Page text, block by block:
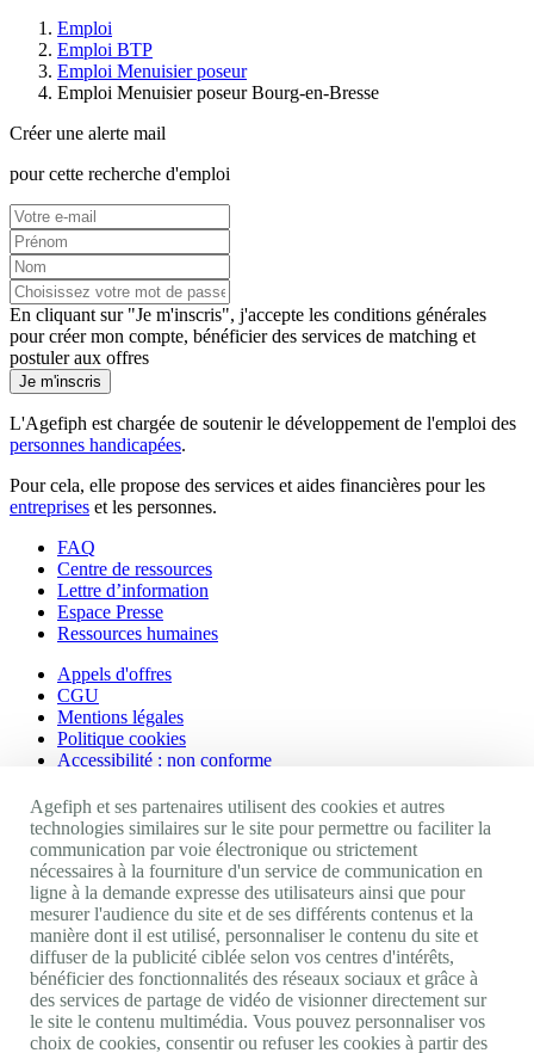
Emploi
Emploi BTP
Emploi Menuisier poseur
Emploi Menuisier poseur Bourg-en-Bresse
Créer une alerte mail
pour cette recherche d'emploi
En cliquant sur "Je m'inscris", j'accepte les conditions générales
pour créer mon compte, bénéficier des services de matching et
postuler aux offres
Je m'inscris
L'Agefiph est chargée de soutenir le développement de l'emploi des
personnes handicapées.
Pour cela, elle propose des services et aides financières pour les
entreprises et les personnes.
FAQ
Centre de ressources
Lettre d’information
Espace Presse
Ressources humaines
Appels d'offres
CGU
Mentions légales
Politique cookies
Accessibilité : non conforme
Nos autres sites
Site portail Agefiph
Activateur de progrès
Handinnov
Innovation et recherche
Université du RRH
Service AppuiPro
Nous suivre
Agefiph et ses partenaires utilisent des cookies et autres
technologies similaires sur le site pour permettre ou faciliter la
communication par voie électronique ou strictement
nécessaires à la fourniture d'un service de communication en
ligne à la demande expresse des utilisateurs ainsi que pour
mesurer l'audience du site et de ses différents contenus et la
manière dont il est utilisé, personnaliser le contenu du site et
diffuser de la publicité ciblée selon vos centres d'intérêts,
bénéficier des fonctionnalités des réseaux sociaux et grâce à
des services de partage de vidéo de visionner directement sur
le site le contenu multimédia. Vous pouvez personnaliser vos
choix de cookies, consentir ou refuser les cookies à partir des